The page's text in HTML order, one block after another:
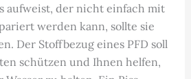
aufweist, der nicht einfach mit
werden kann, sollte sie
Der Stoffbezug eines PFD soll
schützen und Ihnen helfen,